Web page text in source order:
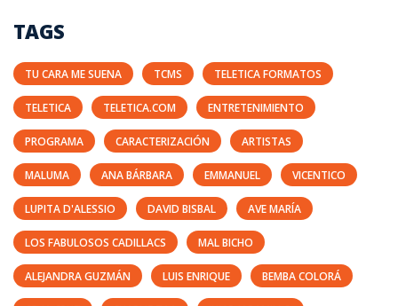
TAGS
TU CARA ME SUENA TCMS TELETICA FORMATOS
TELETICA TELETICA.COM ENTRETENIMIENTO
PROGRAMA CARACTERIZACIÓN ARTISTAS
MALUMA ANA BÁRBARA EMMANUEL VICENTICO
LUPITA D'ALESSIO DAVID BISBAL AVE MARÍA
LOS FABULOSOS CADILLACS MAL BICHO
ALEJANDRA GUZMÁN LUIS ENRIQUE BEMBA COLORÁ